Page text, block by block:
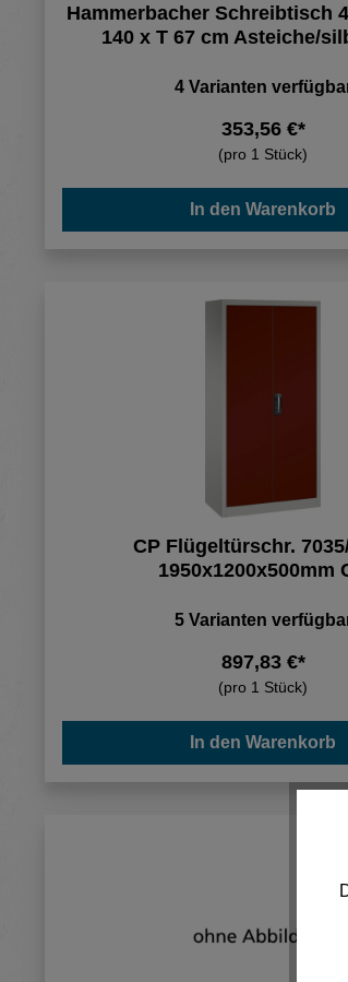
Hammerbacher Schreibtisch
140 x T 67 cm Asteiche/
4 Varianten
353,56 €*
(pro 1 Stück)
In den Warenkorb
CP Flügeltürschr.
1950x1200x500mm
5 Varianten
897,83 €*
(pro 1 Stück)
In den Warenkorb